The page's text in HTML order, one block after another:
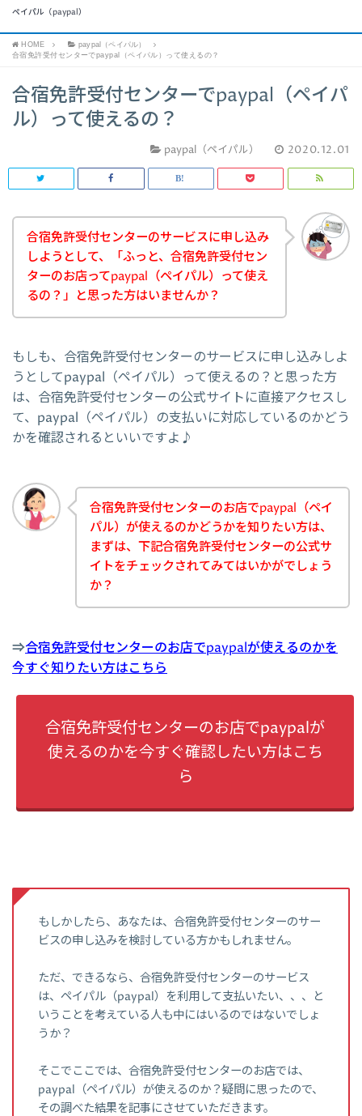
ペイパル（paypal）
HOME
paypal（ペイパル）
合宿免許受付センターでpaypal（ペイパル）って使えるの？
合宿免許受付センターでpaypal（ペイパ
ル）って使えるの？
paypal（ペイパル） 2020.12.01
合宿免許受付センターのサービスに申し込み
しようとして、「ふっと、合宿免許受付セン
ターのお店ってpaypal（ペイパル）って使え
るの？」と思った方はいませんか？
もしも、合宿免許受付センターのサービスに申し込みしよ
うとしてpaypal（ペイパル）って使えるの？と思った方
は、合宿免許受付センターの公式サイトに直接アクセスし
て、paypal（ペイパル）の支払いに対応しているのかどう
かを確認されるといいですよ♪
合宿免許受付センターのお店でpaypal（ペイ
パル）が使えるのかどうかを知りたい方は、
まずは、下記合宿免許受付センターの公式サ
イトをチェックされてみてはいかがでしょう
か？
⇒合宿免許受付センターのお店でpaypalが使えるのかを
今すぐ知りたい方はこちら
合宿免許受付センターのお店でpaypalが
使えるのかを今すぐ確認したい方はこち
ら
もしかしたら、あなたは、合宿免許受付センターのサー
ビスの申し込みを検討している方かもしれません。
ただ、できるなら、合宿免許受付センターのサービス
は、ペイパル（paypal）を利用して支払いたい、、、と
いうことを考えている人も中にはいるのではないでしょ
うか？
そこでここでは、合宿免許受付センターのお店では、
paypal（ペイパル）が使えるのか？疑問に思ったので、
その調べた結果を記事にさせていただきます。